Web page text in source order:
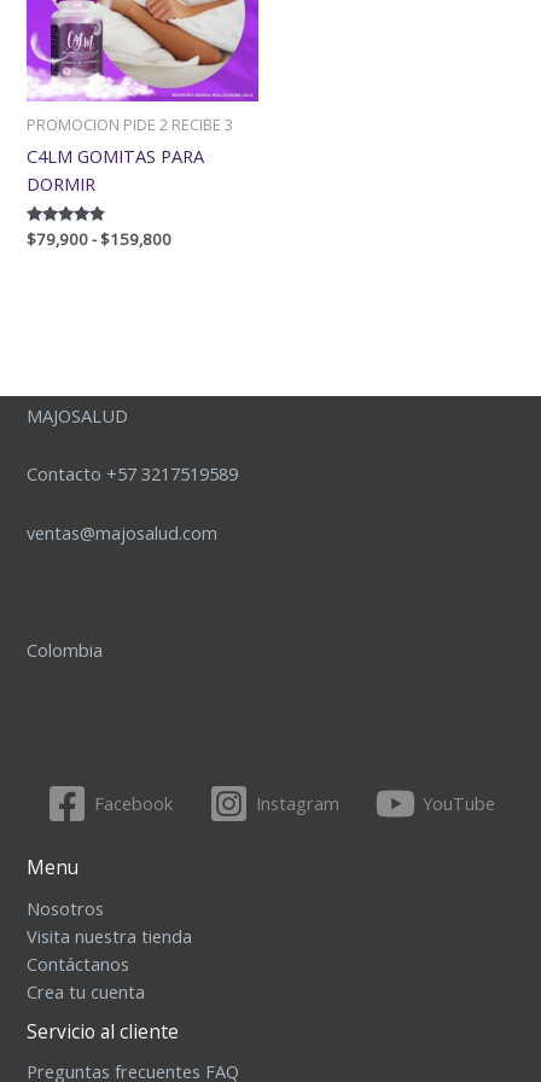
PROMOCION PIDE 2 RECIBE 3
C4LM GOMITAS PARA
DORMIR
Valorado
con
$79,900-$159,800
MAJOSALUD
Contacto +57 3217519589
ventas@majosalud.com
Colombia
Facebook Instagram YouTube
Menu
Nosotros
Visita nuestra tienda
Contáctanos
Crea tu cuenta
Servicio al cliente
Preguntas frecuentes FAQ